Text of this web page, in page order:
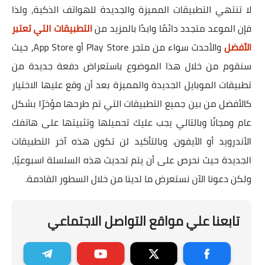
لا تنتهي التطبيقات المميزة والجديدة للهواتف الذكية، ولذا
فإن الموعد متجدد دائمًا وابدًا بالمزيد منالتطبيقات التي تعتبر
الأفضل
والأحدث سواء من متجر Play Store أو App Store، حيث
سنقوم من خلال هذا الموضوع باستعراض دفعة جديدة من
تطبيقات الموبايل الجديدة والمميزة بعد أن وقع عليها الاختيار
كالأفضل من بين جميع التطبيقات التي تم طرحها مؤخرًا بشكل
عام ومجانًا وبالتالي يجب عليك تحميلها وتثبيتها على هاتفك
الأندرويد أو الآيفون. وبالتأكيد لن تكون هذه آخر التطبيقات
الجديدة حيث نحرص على أن يتم تحديث هذه السلسلة اسبوعيًا،
ولكن دعونا الآن نستعرض ما لدينا من خلال السطور القادمة.
تابعنا علي مواقع التواصل الاجتماعي